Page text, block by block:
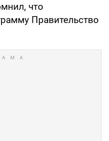
что
Правительство